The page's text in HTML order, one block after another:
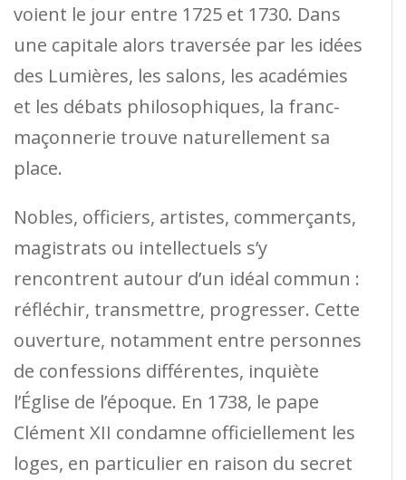
voient le jour entre 1725 et 1730. Dans
une capitale alors traversée par les idées
des Lumières, les salons, les académies
et les débats philosophiques, la franc-
maçonnerie trouve naturellement sa
place.
Nobles, officiers, artistes, commerçants,
magistrats ou intellectuels s’y
rencontrent autour d’un idéal commun :
réfléchir, transmettre, progresser. Cette
ouverture, notamment entre personnes
de confessions différentes, inquiète
l’Église de l’époque. En 1738, le pape
Clément XII condamne officiellement les
loges, en particulier en raison du secret